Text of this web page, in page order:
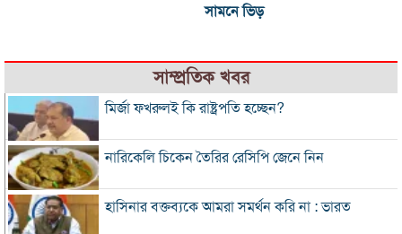
সামনে ভিড়
সাম্প্রতিক খবর
মির্জা ফখরুলই কি রাষ্ট্রপতি হচ্ছেন?
নারিকেলি চিকেন তৈরির রেসিপি জেনে নিন
হাসিনার বক্তব্যকে আমরা সমর্থন করি না : ভারত